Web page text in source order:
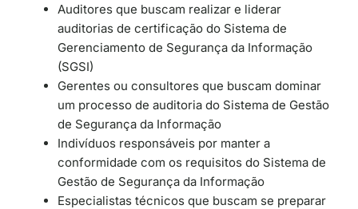
Auditores que buscam realizar e liderar
auditorias de certificação do Sistema de
Gerenciamento de Segurança da Informação
(SGSI)
Gerentes ou consultores que buscam dominar
um processo de auditoria do Sistema de Gestão
de Segurança da Informação
Indivíduos responsáveis ​​por manter a
conformidade com os requisitos do Sistema de
Gestão de Segurança da Informação
Especialistas técnicos que buscam se preparar